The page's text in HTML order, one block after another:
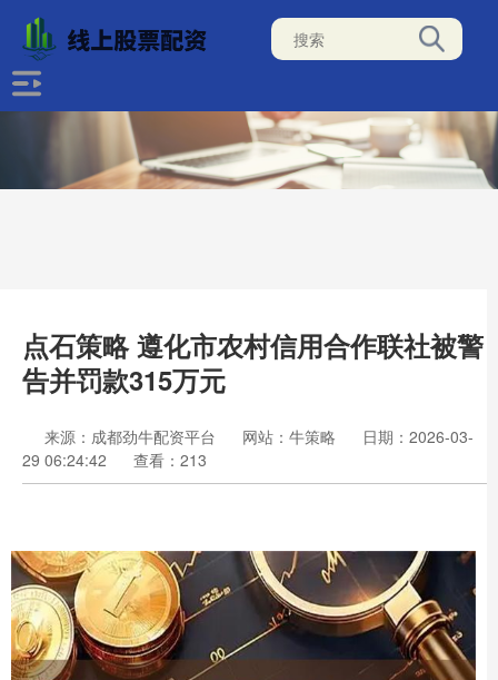
点石策略 遵化市农村信用合作联社被警
告并罚款315万元
来源：成都劲牛配资平台 网站：牛策略
日期：2026-03-
29 06:24:42
查看：213